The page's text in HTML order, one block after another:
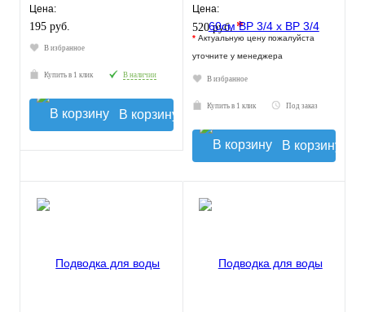
Цена:
195 руб.
В избранное
Купить в 1 клик В наличии
В корзину
Цена:
520 руб. *
* Актуальную цену пожалуйста
уточните у менеджера
В избранное
Купить в 1 клик Под заказ
В корзину